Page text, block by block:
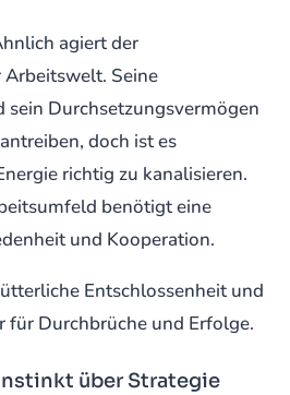
agiert der
Arbeitswelt. Seine
sein Durchsetzungsvermögen
doch ist es
richtig zu kanalisieren.
benötigt eine
und Kooperation.
Entschlossenheit und
für Durchbrüche und Erfolge.
über Strategie